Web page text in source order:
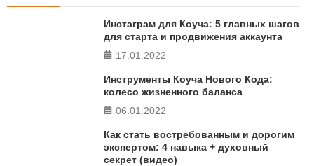
в 5 главных сферах
Инстаграм для Коуча: 5 главных шагов
для старта и продвижения аккаунта
17.01.2022
Инструменты Коуча Нового Кода:
колесо жизненного баланса
06.01.2022
Как стать востребованным и дорогим
экспертом: 4 навыка + духовный
секрет (видео)